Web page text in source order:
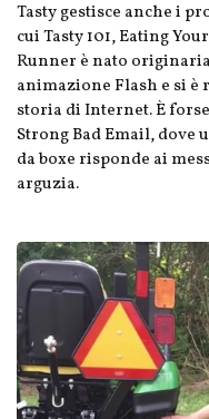
Tasty gestisce anche i
cui Tasty 101, Eating
Runner è nato
animazione Flash e si
storia di Internet. È
Strong Bad Email, dove
da boxe risponde ai
arguzia.